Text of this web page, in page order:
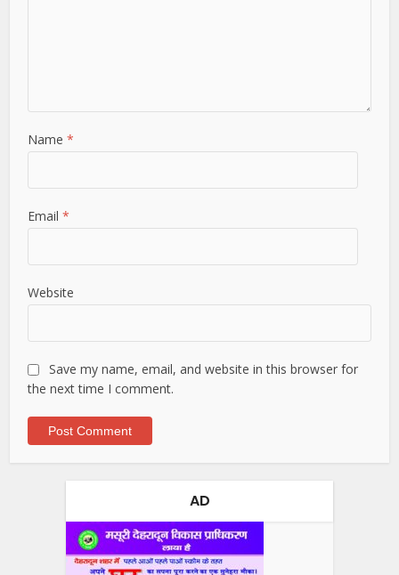
Name*
Email*
Website
Save my name, email, and website in this browser for
the next time I comment.
AD